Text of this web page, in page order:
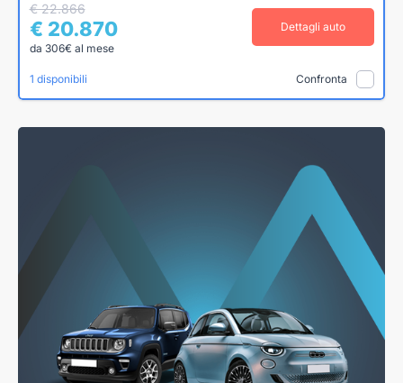
€ 22.866
€ 20.870
da 306€ al mese
Dettagli auto
1 disponibili Confronta